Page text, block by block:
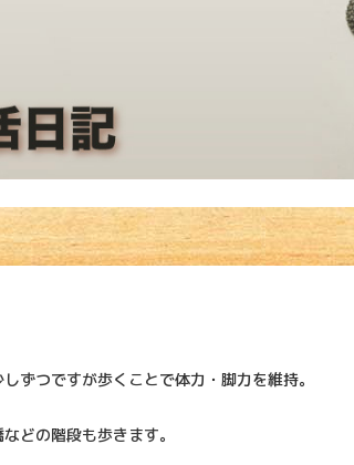
ずつですが歩くことで体力・脚力を維持。
どの階段も歩きます。